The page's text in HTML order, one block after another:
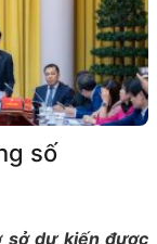
số
sở dự kiến được